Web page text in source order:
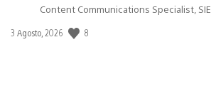
Content Communications Specialist, SIE
Data
3 Agosto, 2026 8